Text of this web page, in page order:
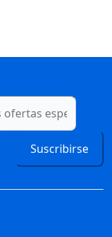
Suscribirse